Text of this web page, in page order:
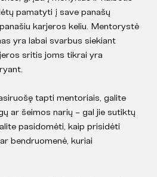
pamatyti į save panašų
karjeros keliu. Mentorystė
yra labai svarbus siekiant
sritis joms tikrai yra
tapti mentoriais, galite
ar šeimos narių – gal jie sutiktų
pasidomėti, kaip prisidėti
bendruomenė, kuriai